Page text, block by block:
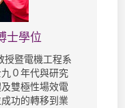
士學位
授暨電機工程系
０年代與研究
雙極性場效電
功的轉移到業